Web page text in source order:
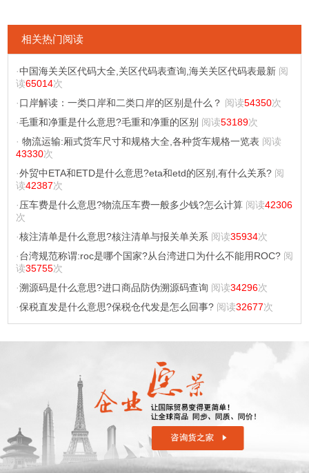
相关热门阅读
·中国海关关区代码大全,关区代码表查询,海关关区代码表最新阅
读65014次
·口岸解读：一类口岸和二类口岸的区别是什么？ 阅读54350次
·毛重和净重是什么意思?毛重和净重的区别 阅读53189次
· 物流运输:厢式货车尺寸和规格大全,各种货车规格一览表 阅读
43330次
·外贸中ETA和ETD是什么意思?eta和etd的区别,有什么关系?阅
读42387次
·压车费是什么意思?物流压车费一般多少钱?怎么计算阅读42306
次
·核注清单是什么意思?核注清单与报关单关系阅读35934次
·台湾规范称谓:roc是哪个国家?从台湾进口为什么不能用ROC?阅
读35755次
·溯源码是什么意思?进口商品防伪溯源码查询 阅读34296次
·保税直发是什么意思?保税仓代发是怎么回事?阅读32677次